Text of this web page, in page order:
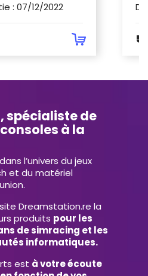
: 07/12/2022
spécialiste de
à la
l’univers du jeux
et du matériel
Dreamstation.re la
produits pour les
de simracing et les
informatiques.
est à votre écoute